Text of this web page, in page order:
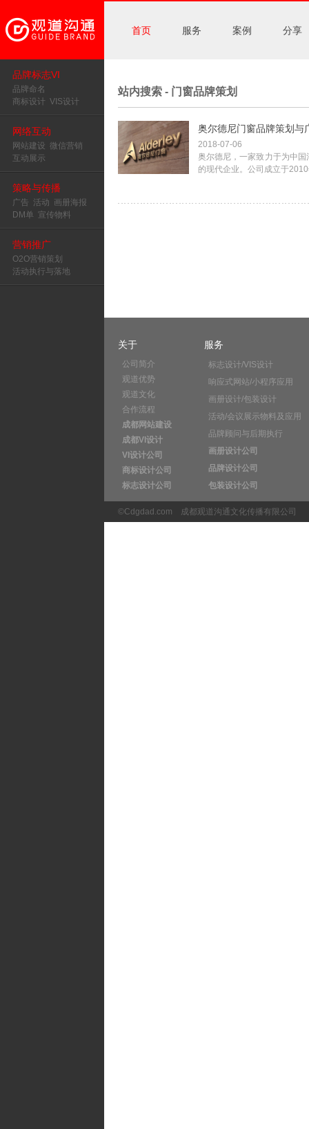
首页 服务 案例 分享
品牌标志VI
品牌命名
商标设计 VIS设计
网络互动
网站建设 微信营销
互动展示
策略与传播
广告 活动 画册海报
DM单 宣传物料
营销推广
O2O营销策划
活动执行与落地
站内搜索 - 门窗品牌策划
奥尔德尼门窗品牌策划与
2018-07-06
奥尔德尼，一家致力于为中
的现代企业。公司成立于
关于
公司简介
观道优势
观道文化
合作流程
成都网站建设
成都VI设计
VI设计公司
商标设计公司
标志设计公司
服务
标志设计/VIS设计
响应式网站/小程序应用
画册设计/包装设计
活动/会议展示物料及应用
品牌顾问与后期执行
画册设计公司
品牌设计公司
包装设计公司
©Cdgdad.com 成都观道沟通文化传播有限公司